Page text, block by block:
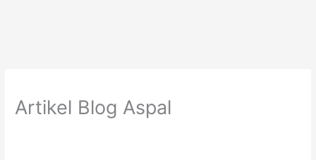
Artikel Blog Aspal